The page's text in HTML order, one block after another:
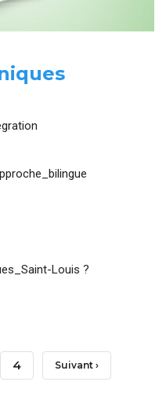
Louis ?
Page
4 Page
Suivant ›